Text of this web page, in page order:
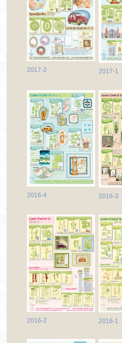
2017-2 2017-1
2016-4 2016-3
2016-2 2016-1